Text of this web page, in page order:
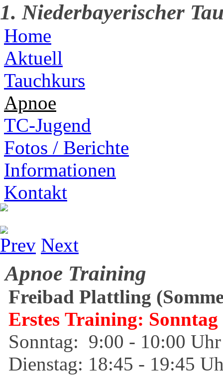
1. Niederbayerischer
Home
Aktuell
Tauchkurs
Apnoe
TC-Jugend
Fotos / Berichte
Informationen
Kontakt
Prev Next
Apnoe Training
Freibad Plattling
Erstes Training: Sonntag
Sonntag: 9:00 - 10:00 Uhr
Dienstag: 18:45 - 19:45